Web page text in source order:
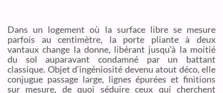
Dans un logement où la surface libre se mesure
parfois au centimètre, la porte pliante à deux
vantaux change la donne, libérant jusqu’à la moitié
du sol auparavant condamné par un battant
classique. Objet d’ingéniosité devenu atout déco, elle
conjugue passage large, lignes épurées et finitions
sur mesure, de quoi séduire ceux qui cherchent